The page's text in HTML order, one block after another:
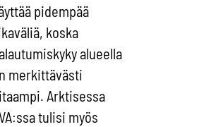
pidempää
koska
alueella
merkittävästi
Arktisessa
tulisi myös